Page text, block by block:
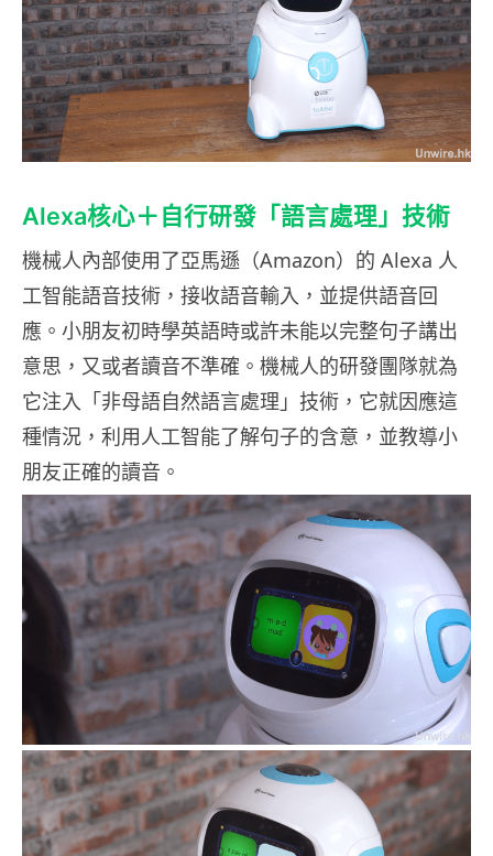
Alexa核心＋自行研發「語言處理」技術
機械人內部使用了亞馬遜（Amazon）的 Alexa 人
工智能語音技術，接收語音輸入，並提供語音回
應。小朋友初時學英語時或許未能以完整句子講出
意思，又或者讀音不準確。機械人的研發團隊就為
它注入「非母語自然語言處理」技術，它就因應這
種情況，利用人工智能了解句子的含意，並教導小
朋友正確的讀音。